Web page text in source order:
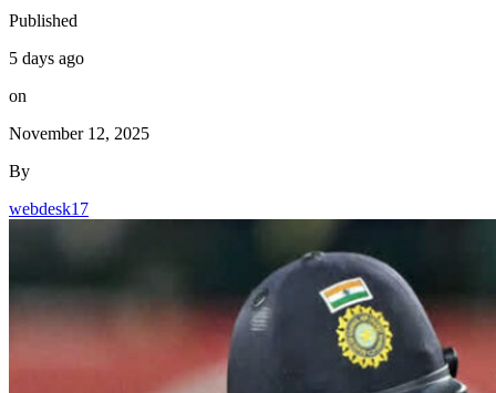
Published
5 days ago
on
November 12, 2025
By
webdesk17